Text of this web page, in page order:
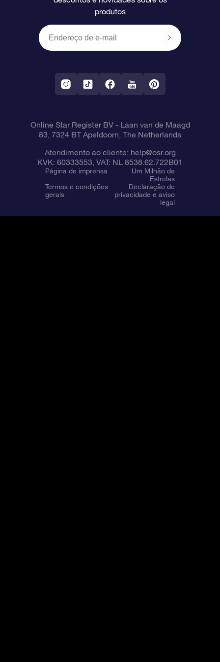
Presentes corporativos
Um Milhão de Estrelas
OSR Starsaver
Aplicativo RV Fly me to the stars
Política de devolução
Constelações
produtos
Online Star Register BV- Laan van de Maagd
83, 7324 BT Apeldoorn, The Netherlands
Atendimento ao cliente: help@osr.org
KVK: 60333553, VAT: NL 8538.62.722B01
Página de imprensa
Um Milhão de
Estrelas
Termos e condições
gerais
Declaração de
privacidade e aviso
legal